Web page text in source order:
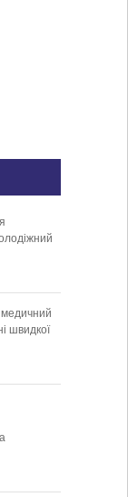
медичний
швидкої